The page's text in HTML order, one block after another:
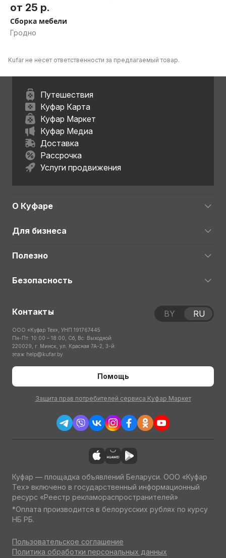
от 25 р.
Сборка мебели
Гродно
Kufar не несет ответственности за предлагаемый товар.
Путешествия
Куфар Карта
Куфар Маркет
Куфар Медиа
Доставка
Рассрочка
Услуги продвижения
О Куфаре
Для бизнеса
Полезно
Безопасность
Контакты
ООО «Куфар Тех», УНП 191767445
Пн-Пт: 10:00 – 18:00; Сб, Вс: Выходной
220029, г. Минск, ул. Красная 7А-2, 3-й
этаж help@kufar.by
Помощь
Защита прав потребителей сервиса Куфар Маркет
BY RU
Куфар — площадка объявлений Беларуси. ООО «Куфар
Тех» включено в государственный информационный
ресурс «Реестр рекламораспространителей»
*Оплата производится в белорусских рублях по курсу
НБ РБ.
Пользовательское соглашение
Политика обработки персональных данных